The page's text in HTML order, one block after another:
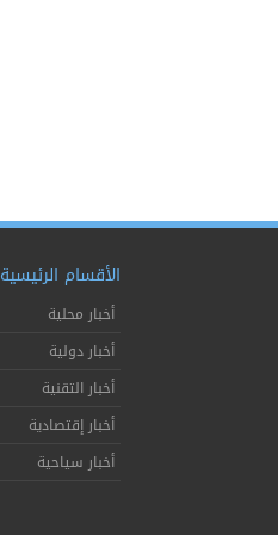
الأقسام الرئيسية
أخبار محلية
أخبار دولية
أخبار التقنية
أخبار إقتصادية
أخبار سياحية